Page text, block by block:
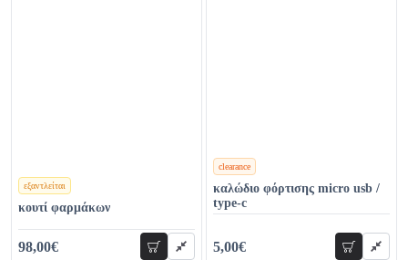
εξαντλείται
χρώματα
κουτί φαρμάκων
98,00€ προσθήκη
clearance
καλώδιο φόρτισης micro usb /
type-c
5,00€ προσθήκη